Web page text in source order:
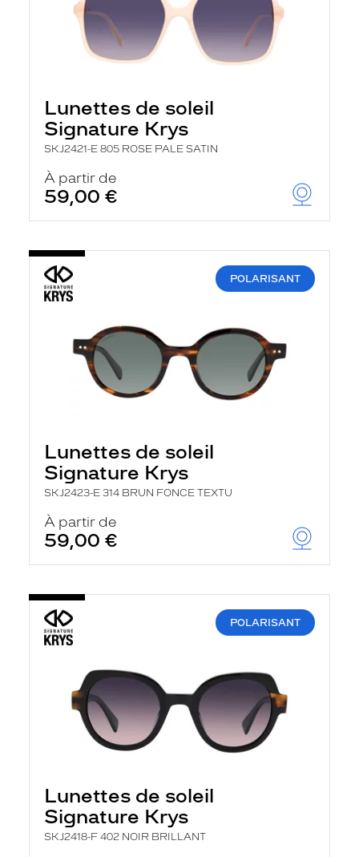
Lunettes de soleil
Signature Krys
SKJ2421-E 805 ROSE PALE SATIN
À partir de
59,00 €
POLARISANT
Lunettes de soleil
Signature Krys
SKJ2423-E 314 BRUN FONCE TEXTU
À partir de
59,00 €
POLARISANT
Lunettes de soleil
Signature Krys
SKJ2418-F 402 NOIR BRILLANT